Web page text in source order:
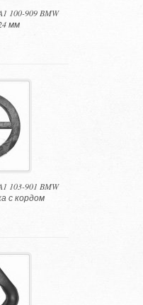
100-909 BMW
мм
103-901 BMW
с кордом